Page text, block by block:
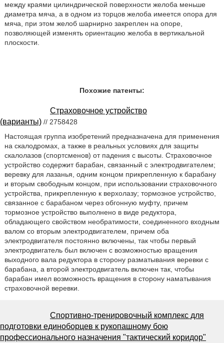
между краями цилиндрической поверхности желоба меньше
диаметра мяча, а в одном из торцов желоба имеется опора для
мяча, при этом желоб шарнирно закреплен на опоре,
позволяющей изменять ориентацию желоба в вертикальной
плоскости.
Похожие патенты:
Страховочное устройство
(варианты) // 2758428
Настоящая группа изобретений предназначена для применения
на скалодромах, а также в реальных условиях для защиты
скалолазов (спортсменов) от падения с высоты. Страховочное
устройство содержит барабан, связанный с электродвигателем;
веревку для лазанья, одним концом прикрепленную к барабану
и вторым свободным концом, при использовании страховочного
устройства, прикрепленную к верхолазу; тормозное устройство,
связанное с барабаном через обгонную муфту, причем
тормозное устройство выполнено в виде редуктора,
обладающего свойством необратимости, соединенного входным
валом со вторым электродвигателем, причем оба
электродвигателя постоянно включены, так чтобы первый
электродвигатель был включен с возможностью вращения
выходного вала редуктора в сторону разматывания веревки с
барабана, а второй электродвигатель включен так, чтобы
барабан имел возможность вращения в сторону наматывания
страховочной веревки.
Спортивно-тренировочный комплекс для
подготовки единоборцев к рукопашному бою
профессионального назначения "тактический коридор"